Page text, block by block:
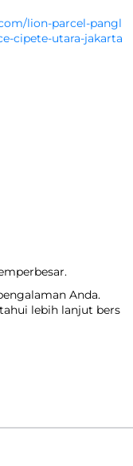
lion-parcel-pangl
cipete-utara-jakarta
Anda.
lebih lanjut bers